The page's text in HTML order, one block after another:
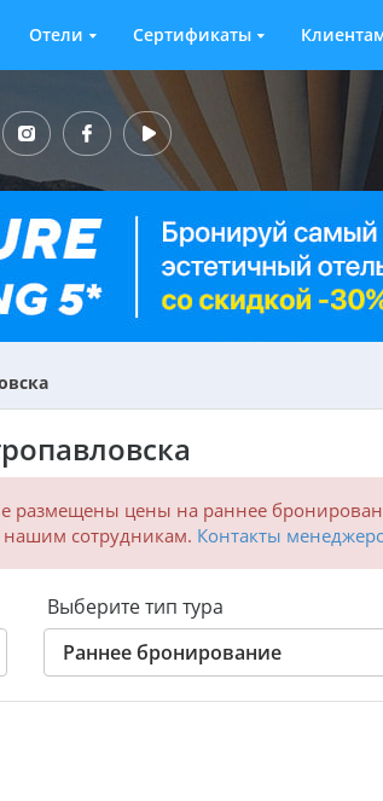
Отели Сертификаты
цены на раннее
нашим сотрудникам. Контакты
Выберите тип тура
Раннее бронирование